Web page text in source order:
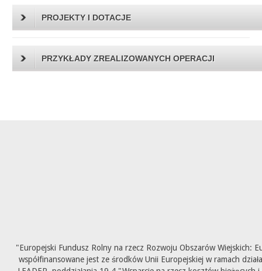
PROJEKTY I DOTACJE
PRZYKŁADY ZREALIZOWANYCH OPERACJI
"Europejski Fundusz Rolny na rzecz Rozwoju Obszarów Wiejskich:
współfinansowane jest ze środków Unii Europejskiej w ramach